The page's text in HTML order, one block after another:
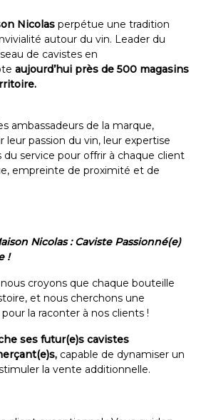
Nicolas perpétue une tradition
autour du vin. Leader du
de cavistes en
aujourd’hui près de 500 magasins
ambassadeurs de la marque,
passion du vin, leur expertise
service pour offrir à chaque client
empreinte de proximité et de
Nicolas : Caviste Passionné(e)
!
croyons que chaque bouteille
et nous cherchons une
la raconter à nos clients !
ses futur(e)s cavistes
capable de dynamiser un
la vente additionnelle.